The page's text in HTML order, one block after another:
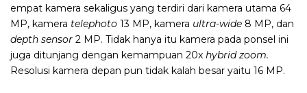
empat kamera sekaligus yang terdiri dari kamera utama 64
MP, kamera telephoto 13 MP, kamera ultra-wide 8 MP, dan
depth sensor 2 MP. Tidak hanya itu kamera pada ponsel ini
juga ditunjang dengan kemampuan 20x hybrid zoom.
Resolusi kamera depan pun tidak kalah besar yaitu 16 MP.